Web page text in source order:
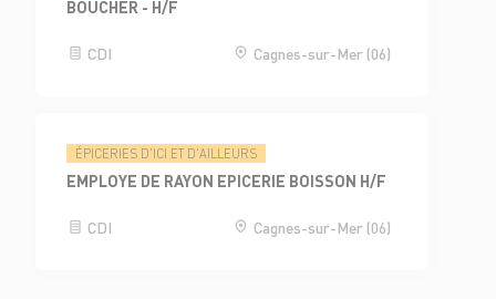
BOUCHER - H/F
CDI Cagnes-sur-Mer (06)
ÉPICERIES D'ICI ET D'AILLEURS
EMPLOYE DE RAYON EPICERIE BOISSON H/F
CDI Cagnes-sur-Mer (06)